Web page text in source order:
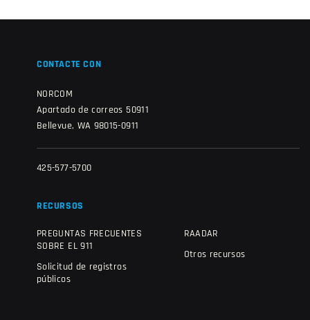
CONTACTE CON
NORCOM
Apartado de correos 50911
Bellevue, WA 98015-0911
425-577-5700
RECURSOS
PREGUNTAS FRECUENTES
SOBRE EL 911
Solicitud de registros
públicos
RAADAR
Otros recursos